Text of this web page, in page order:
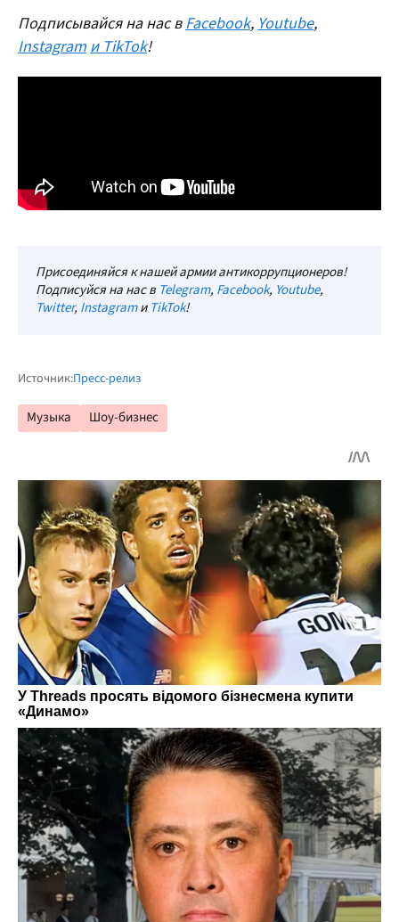
Подписывайся на нас вFacebook,Youtube,
Instagramи TikTok!
Присоединяйся к нашей армии антикоррупционеров!
Подписуйся на нас в Telegram, Facebook, Youtube,
Twitter, InstagramиTikTok!
Источник:Пресс-релиз
Музыка Шоу-бизнес